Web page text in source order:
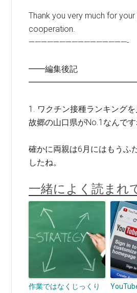
Thank you very much for
cooperation.
————————————————-
━━編集後記
1. ワクチン接種ランキング
故郷の山口県がNo.1なんです
確かに両親は6月にはもうふ
したね。
一緒によく読まれ
作業ではなくじっくり